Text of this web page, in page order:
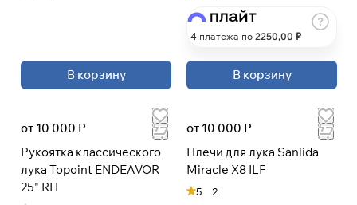
В корзину
4 платежа по 2250,00 ₽
В корзину
от 10 000 Р
Рукоятка классического
лука Topoint ENDEAVOR
25" RH
от 10 000 Р
Плечи для лука Sanlida
Miracle X8 ILF
5 2